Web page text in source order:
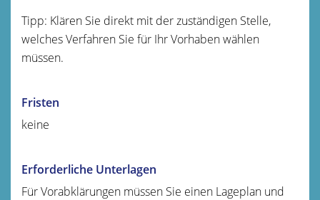
Tipp: Klären Sie direkt mit der zuständigen Stelle,
welches Verfahren Sie für Ihr Vorhaben wählen
müssen.
Fristen
keine
Erforderliche Unterlagen
Für Vorabklärungen müssen Sie einen Lageplan und